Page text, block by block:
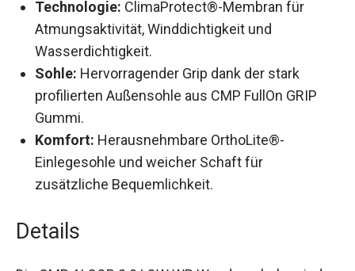
Technologie: ClimaProtect®-Membran für
Atmungsaktivität, Winddichtigkeit und
Wasserdichtigkeit.
Sohle: Hervorragender Grip dank der stark
profilierten Außensohle aus CMP FullOn GRIP
Gummi.
Komfort: Herausnehmbare OrthoLite®-
Einlegesohle und weicher Schaft für
zusätzliche Bequemlichkeit.
Details